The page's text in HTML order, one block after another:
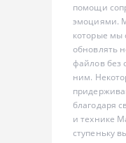
помощи
эмоциями.
которые мы
обновлять
файлов без
ним.
благодаря
и технике
ступеньку